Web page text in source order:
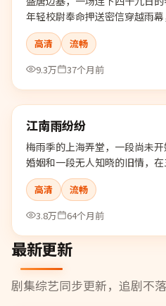
年轻校尉奉命押送密信穿越雨
静静展开。
高清
流畅
9.3万
37个月前
精选
江南雨纷纷
梅雨季的上海弄堂，一段尚未
婚姻和一段无人知晓的旧情，在
高清
流畅
3.8万
64个月前
最新更新
剧集综艺同步更新，追剧不